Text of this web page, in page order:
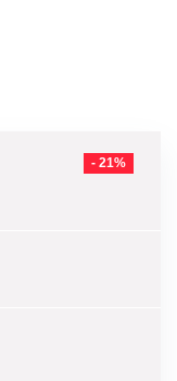
- 21%